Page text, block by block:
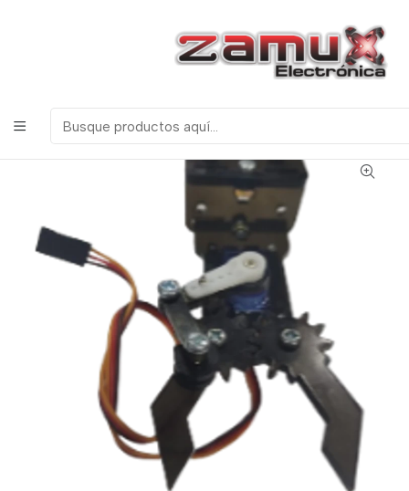
ELECTRONICOS, ROBOTICA & TECNOLOGIA
Productos
Arduino
PINZA GARRA GRIPPER EN ACRILICO CON